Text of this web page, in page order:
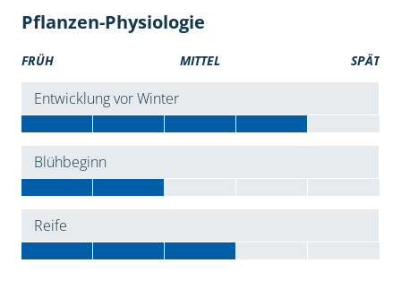
Pflanzen-Physiologie
FRÜH MITTEL SPÄT
Entwicklung vor Winter
Blühbeginn
Reife